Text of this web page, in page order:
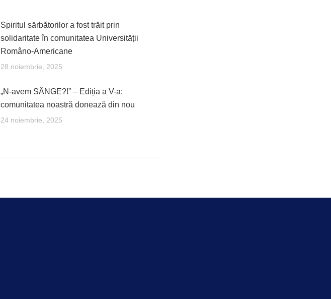
Spiritul sărbătorilor a fost trăit prin
solidaritate în comunitatea Universității
Româno-Americane
28 noiembrie, 2025
„N-avem SÂNGE?!” – Ediția a V-a:
comunitatea noastră donează din nou
24 noiembrie, 2025